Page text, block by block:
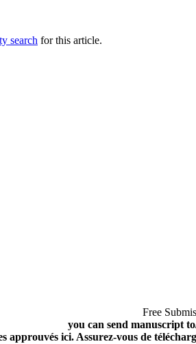
search for this article.
Free
you can send manuscript
approuvés ici. Assurez-vous de